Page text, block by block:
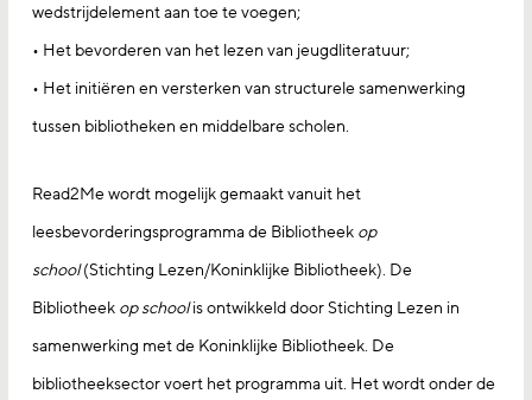
wedstrijdelement aan toe te voegen;
• Het bevorderen van het lezen van jeugdliteratuur;
• Het initiëren en versterken van structurele samenwerking
tussen bibliotheken en middelbare scholen.
Read2Me wordt mogelijk gemaakt vanuit het
leesbevorderingsprogramma de Bibliotheek op
school(Stichting Lezen/Koninklijke Bibliotheek). De
Bibliotheek op schoolis ontwikkeld door Stichting Lezen in
samenwerking met de Koninklijke Bibliotheek. De
bibliotheeksector voert het programma uit. Het wordt onder de